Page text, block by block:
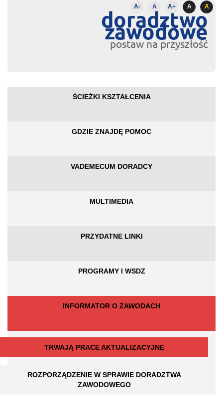
A- A A+ A A
doradztwo
zawodowe
postaw na przyszłość
ŚCIEŻKI KSZTAŁCENIA
GDZIE ZNAJDĘ POMOC
VADEMECUM DORADCY
MULTIMEDIA
PRZYDATNE LINKI
PROGRAMY I WSDZ
INFORMATOR O ZAWODACH
TRWAJĄ PRACE AKTUALIZACYJNE
ROZPORZĄDZENIE W SPRAWIE DORADZTWA
ZAWODOWEGO